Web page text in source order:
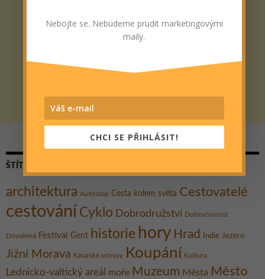
ŠTÍTKY
architektura Autostop Cesta kolem světa Cestovatelé
cestování Cyklo Dobrodružství Dobročinnost
Dovolená Festival Gent historie hory Hrad Indie Jezero
Jižní Morava Kanárské ostrovy Koupání Kultura
Lednicko-valtický areál moře Muzeum Města Město
Nebojte se. Nebudeme prudit marketingovými
maily.
CHCI SE PŘIHLÁSIT!